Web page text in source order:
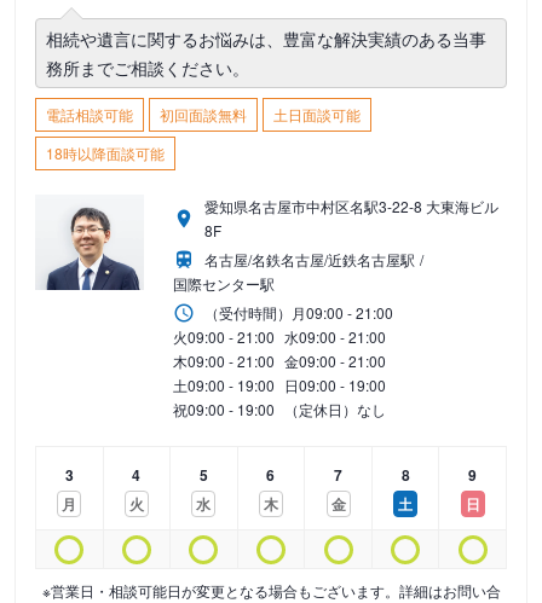
相続や遺言に関するお悩みは、豊富な解決実績のある当事
務所までご相談ください。
電話相談可能 初回面談無料
土日面談可能
18時以降面談可能
愛知県名古屋市中村区名駅3-22-8 大東海ビル
8F
名古屋/名鉄名古屋/近鉄名古屋駅
国際センター駅
（受付時間） 月09:00 - 21:00
火09:00 - 21:00 水09:00 - 21:00
木09:00 - 21:00 金09:00 - 21:00
土09:00 - 19:00 日09:00 - 19:00
祝09:00 - 19:00 （定休日）なし
3
月
4
火
5
水
6
木
7
金
8
土
9
日
※営業日・相談可能日が変更となる場合もございます。詳細はお問い合